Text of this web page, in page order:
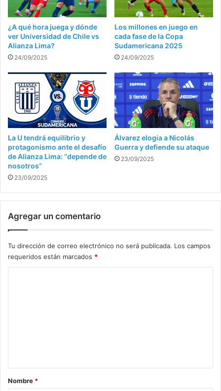
¿A qué hora juega y dónde
ver Universidad de Chile vs
Alianza Lima?
24/09/2025
Los millones en juego en
cada fase de la Copa
Sudamericana 2025
24/09/2025
La U tendrá equilibrio y
protagonismo ante el desafío
de Alianza Lima: “depende de
nosotros”
23/09/2025
Álvarez elogia a Nicolás
Guerra y defiende su ataque
23/09/2025
Agregar un comentario
Tu dirección de correo electrónico no será publicada. Los campos
requeridos están marcados *
rNombre *